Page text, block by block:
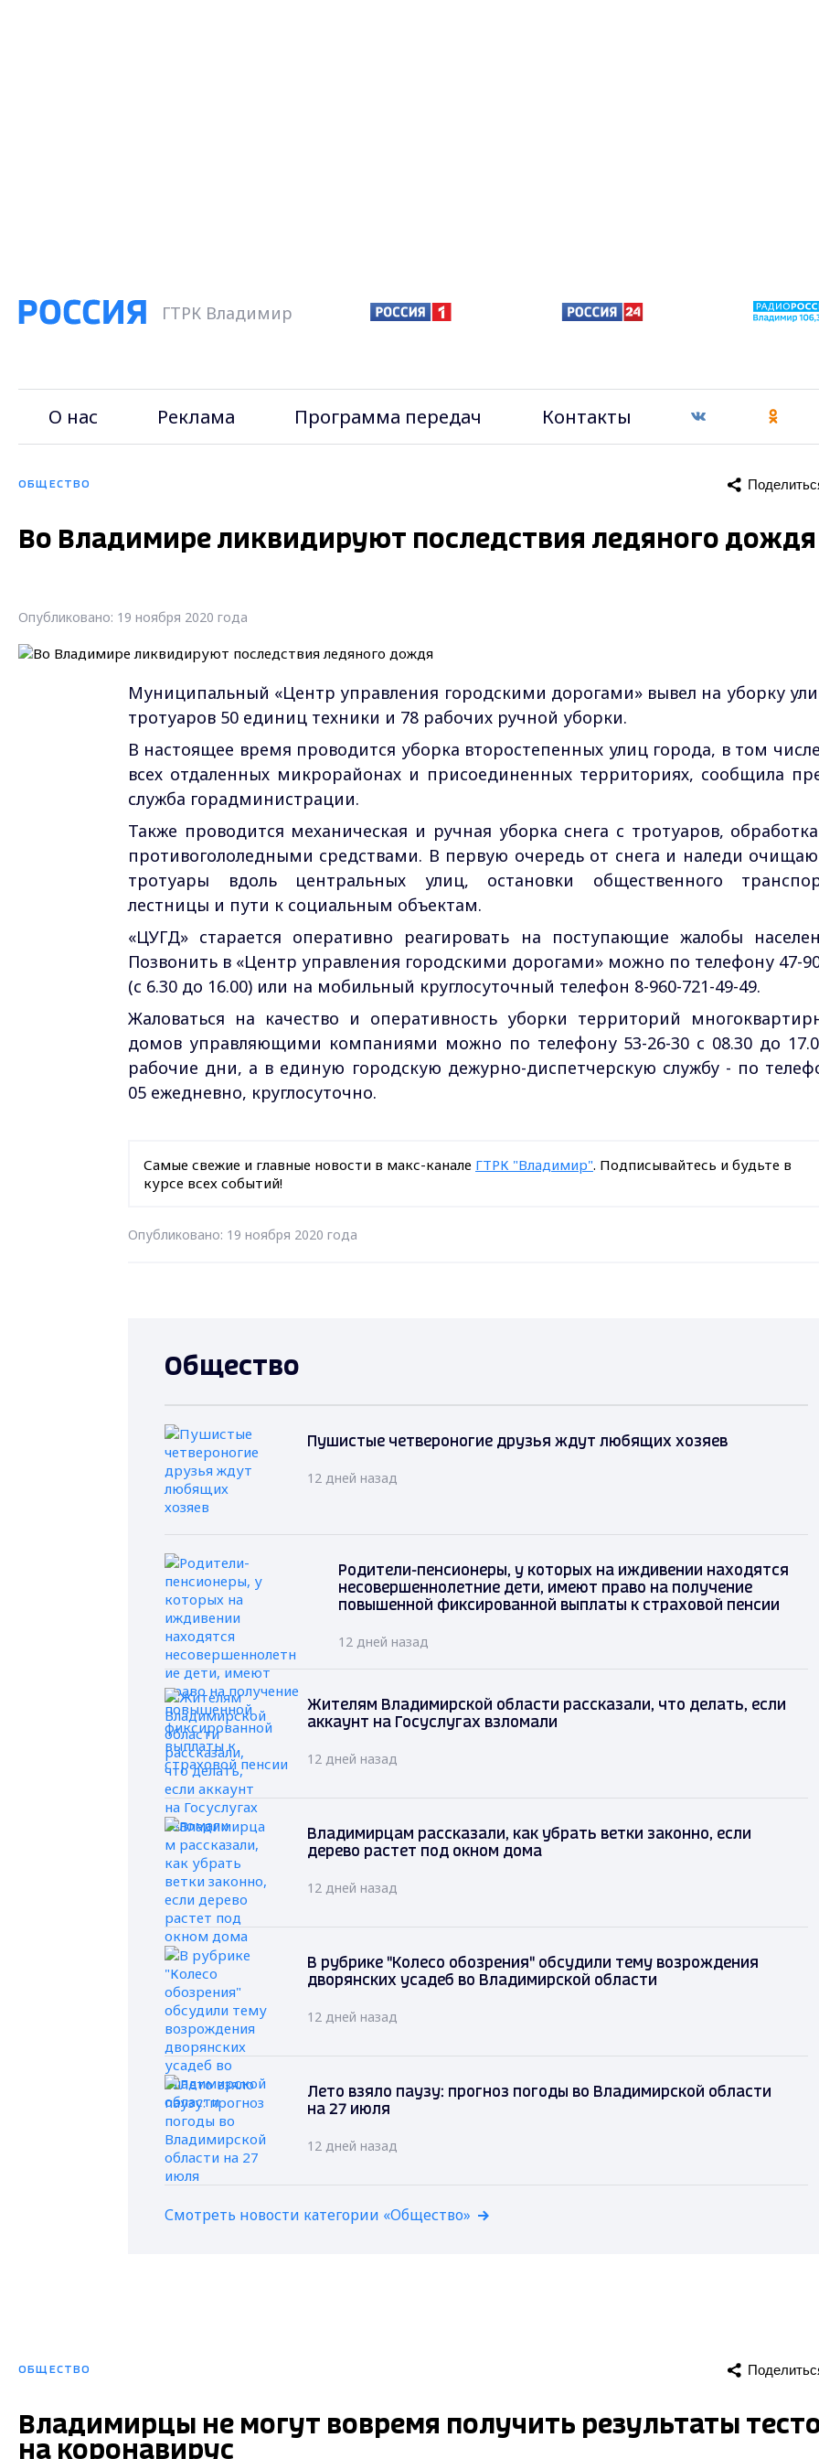
ГТРК Владимир
О нас Реклама Программа передач Контакты
ОБЩЕСТВО
Во Владимире ликвидируют последствия ледяного дождя
Опубликовано: 19 ноября 2020 года
Муниципальный «Центр управления городскими дорогами» вывел на уборку
тротуаров 50 единиц техники и 78 рабочих ручной уборки.
В настоящее время проводится уборка второстепенных улиц города, в том
всех отдаленных микрорайонах и присоединенных территориях, сообщила
служба горадминистрации.
Также проводится механическая и ручная уборка снега с тротуаров,
противогололедными средствами. В первую очередь от снега и наледи
тротуары вдоль центральных улиц, остановки общественного
лестницы и пути к социальным объектам.
«ЦУГД» старается оперативно реагировать на поступающие жалобы
Позвонить в «Центр управления городскими дорогами» можно по телефону 47-
(с 6.30 до 16.00) или на мобильный круглосуточный телефон 8-960-721-49-49.
Жаловаться на качество и оперативность уборки территорий
домов управляющими компаниями можно по телефону 53-26-30 с 08.30 до
рабочие дни, а в единую городскую дежурно-диспетчерскую службу - по
05 ежедневно, круглосуточно.
Самые свежие и главные новости в макс-канале ГТРК "Владимир". Подписывайтесь и будьте в
курсе всех событий!
Опубликовано: 19 ноября 2020 года
Общество
Пушистые четвероногие друзья ждут любящих хозяев
12 дней назад
Родители-пенсионеры, у которых на иждивении находятся
несовершеннолетние дети, имеют право на получение
повышенной фиксированной выплаты к страховой пенсии
12 дней назад
Жителям Владимирской области рассказали, что делать, если
аккаунт на Госуслугах взломали
12 дней назад
Владимирцам рассказали, как убрать ветки законно, если
дерево растет под окном дома
12 дней назад
В рубрике "Колесо обозрения" обсудили тему возрождения
дворянских усадеб во Владимирской области
12 дней назад
Лето взяло паузу: прогноз погоды во Владимирской области
на 27 июля
12 дней назад
Смотреть новости категории «Общество»
ОБЩЕСТВО
Владимирцы не могут вовремя получить результаты
на коронавирус